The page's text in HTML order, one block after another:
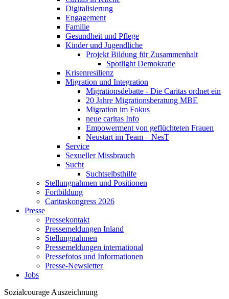
Digitalisierung
Engagement
Familie
Gesundheit und Pflege
Kinder und Jugendliche
Projekt Bildung für Zusammenhalt
Spotlight Demokratie
Krisenresilienz
Migration und Integration
Migrationsdebatte - Die Caritas ordnet ein
20 Jahre Migrationsberatung MBE
Migration im Fokus
neue caritas Info
Empowerment von geflüchteten Frauen
Neustart im Team – NesT
Service
Sexueller Missbrauch
Sucht
Suchtselbsthilfe
Stellungnahmen und Positionen
Fortbildung
Caritaskongress 2026
Presse
Pressekontakt
Pressemeldungen Inland
Stellungnahmen
Pressemeldungen international
Pressefotos und Informationen
Presse-Newsletter
Jobs
Sozialcourage Auszeichnung